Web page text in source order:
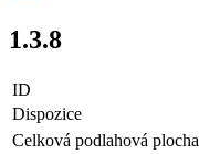
1.3.8
ID
Dispozice
Celková podlahová plocha